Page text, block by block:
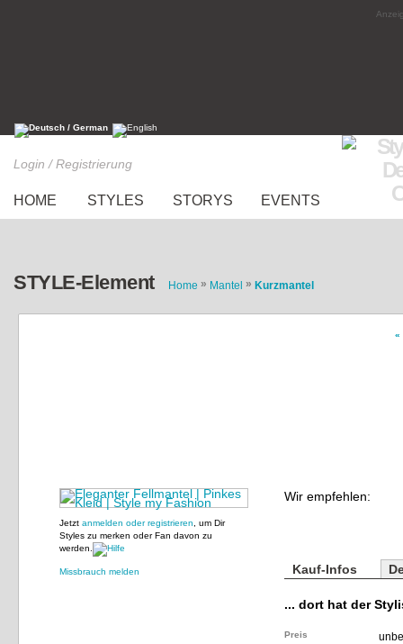
Login / Registrierung
HOME STYLES STORYS EVENTS
STYLE-Element Home » Mantel » Kurzmantel
«
Jetzt anmelden oder registrieren , um Dir
Styles zu merken oder Fan davon zu
werden.
Missbrauch melden
Wir empfehlen:
Kauf-Infos
... dort hat der
Preis